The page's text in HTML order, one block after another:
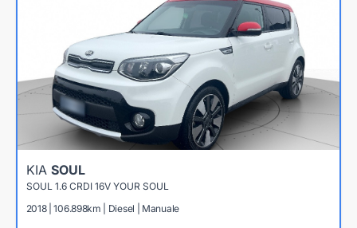
KIA SOUL
SOUL 1.6 CRDI 16V YOUR SOUL
2018 | 106.898km | Diesel | Manuale